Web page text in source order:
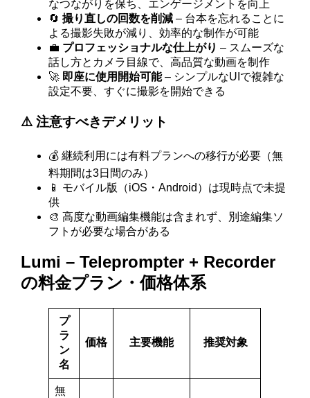
なつながりを保ち、エンゲージメントを向上
🔄撮り直しの回数を削減 – 台本を忘れることに
よる撮影失敗が減り、効率的な制作が可能
💼 プロフェッショナルな仕上がり – スムーズな
話し方とカメラ目線で、高品質な動画を制作
🚀 即座に使用開始可能– シンプルなUIで複雑な
設定不要、すぐに撮影を開始できる
⚠️ 注意すべきデメリット
💰 継続利用には有料プランへの移行が必要（無
料期間は3日間のみ）
📱 モバイル版（iOS・Android）は現時点で未提
供
🎨 高度な動画編集機能は含まれず、別途編集ソ
フトが必要な場合がある
Lumi – Teleprompter + Recorder
の料金プラン・価格体系
プ
ラ
ン
名
価格 主要機能 推奨対象
無